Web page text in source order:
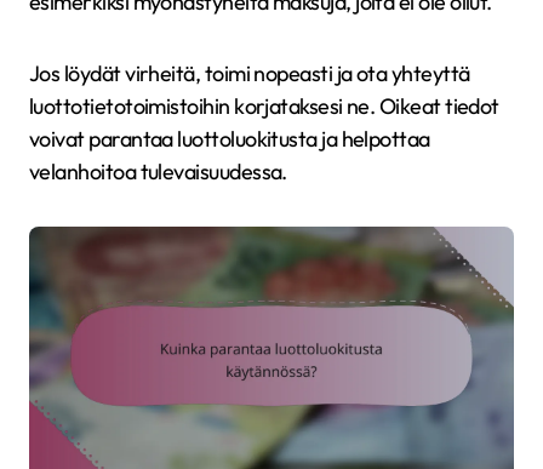
Jos löydät virheitä, toimi nopeasti ja ota yhteyttä
luottotietotoimistoihin korjataksesi ne. Oikeat tiedot
voivat parantaa luottoluokitusta ja helpottaa
velanhoitoa tulevaisuudessa.